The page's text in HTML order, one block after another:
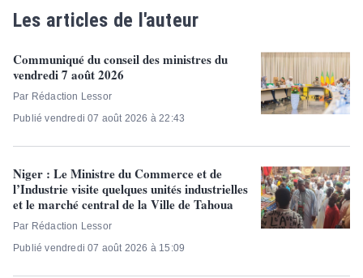
Les articles de l'auteur
Communiqué du conseil des ministres du
vendredi 7 août 2026
Par Rédaction Lessor
Publié vendredi 07 août 2026 à 22:43
Niger : Le Ministre du Commerce et de
l’Industrie visite quelques unités industrielles
et le marché central de la Ville de Tahoua
Par Rédaction Lessor
Publié vendredi 07 août 2026 à 15:09